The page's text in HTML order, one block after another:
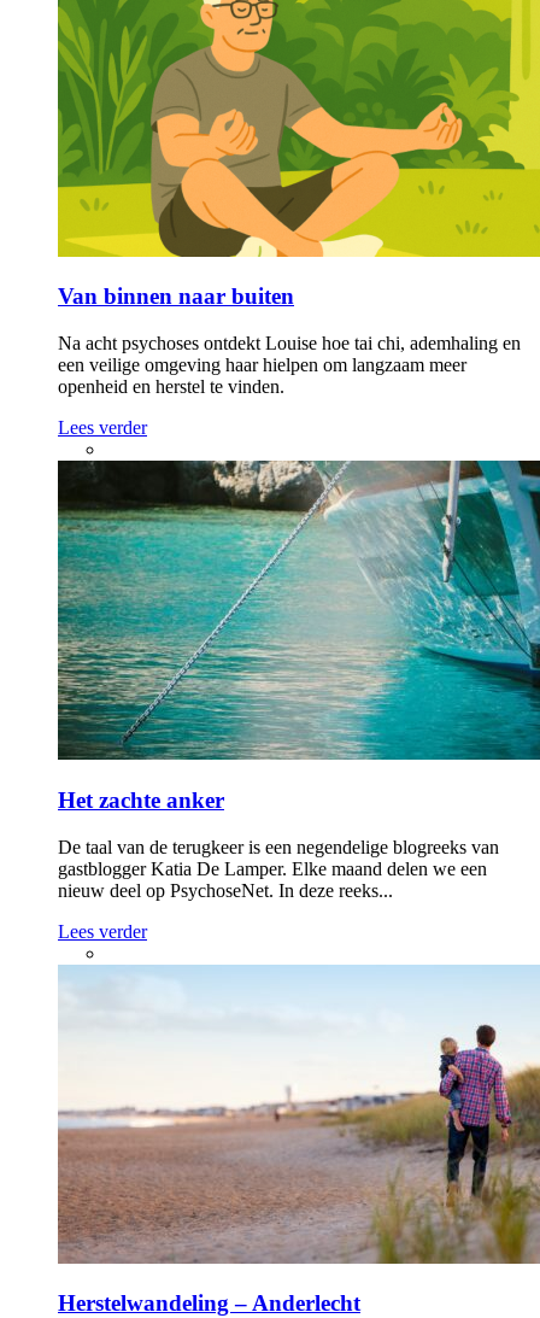
Van binnen naar buiten
Na acht psychoses ontdekt Louise hoe tai chi, ademhaling en
een veilige omgeving haar hielpen om langzaam meer
openheid en herstel te vinden.
Lees verder
Het zachte anker
De taal van de terugkeer is een negendelige blogreeks van
gastblogger Katia De Lamper. Elke maand delen we een
nieuw deel op PsychoseNet. In deze reeks...
Lees verder
Herstelwandeling – Anderlecht